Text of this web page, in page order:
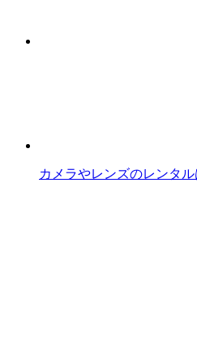
カメラやレンズのレンタ